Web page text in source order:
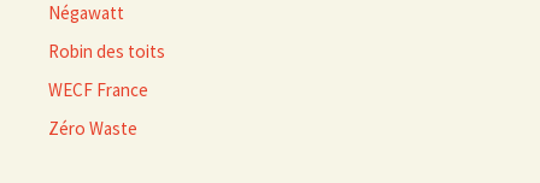
Négawatt
Robin des toits
WECF France
Zéro Waste